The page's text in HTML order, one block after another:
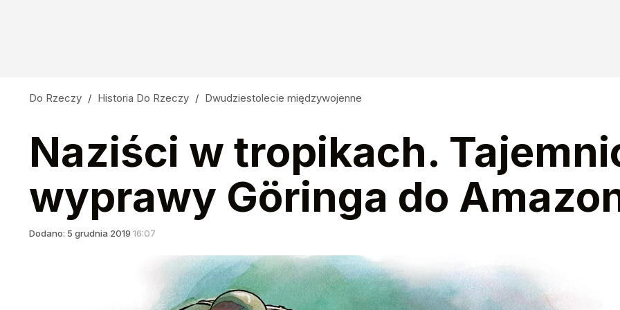
Do Rzeczy / Historia Do Rzeczy / Dwudziestolecie międzywojenne
Naziści w tropikach.
wyprawy Göringa do
Dodano: 5 grudnia 2019 16:07